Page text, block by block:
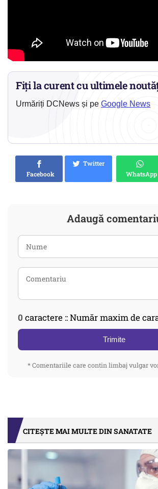
Fiți la curent cu ultimele
Urmăriți DCNews și pe Google News
Facebook
Twitter
WhatsApp
Adaugă
0 caractere :: Număr maxim de
Trimite
* Comentariile care contin limbaj vulgar
CITEȘTE MAI MULTE DIN SANATATE